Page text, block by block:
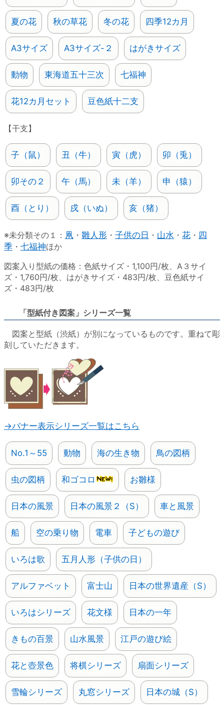
夏の花 秋の草花 冬の花 四季12カ月
A3サイズ A3サイズ-２ はがきサイズ
動物 東海道五十三次 七福神
花12カ月セット 豆色紙十二支
【干支】
子（鼠） 丑（牛） 寅（虎） 卯（兎）
卯その２ 午（馬） 未（羊） 申（猿）
酉（とり） 戌（いぬ） 亥（猪）
※未分類その１： 凧 ・ 雛人形 ・ 子供の日 ・ 山水 ・ 花 ・ 四
季 ・ 七福神ほか
図案入り型紙の価格：色紙サイズ・1,100円/枚、A３サイ
ズ・1,760円/枚、はがきサイズ・483円/枚、豆色紙サイ
ズ・483円/枚
「型紙付き図案」シリーズ一覧
図案と型紙（渋紙）が別になっているものです。重ねて彫
刻していただきます。
→バナー表示シリーズ一覧はこちら
No.1～55 動物 海の生き物 鳥の図柄
虫の図柄 和ゴコロ お雛様
日本の風景 日本の風景２（S） 車と風景
船 空の乗り物 電車 子どもの遊び
いろは歌 五月人形（子供の日）
アルファベット 富士山 日本の世界遺産（S）
いろはシリーズ 花文様 日本の一年
きもの百景 山水風景 江戸の遊び絵
花と壺景色 将棋シリーズ 扇面シリーズ
雪輪シリーズ 丸窓シリーズ 日本の城（S）